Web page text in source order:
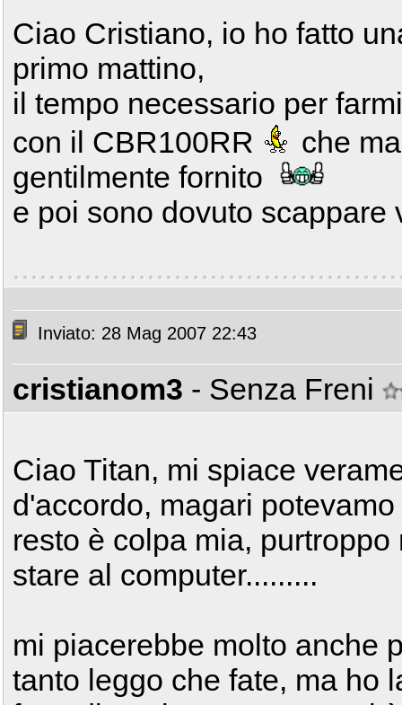
Ciao Cristiano, io ho fatto
primo mattino,
il tempo necessario per
con il CBR100RR
che
gentilmente fornito
e poi sono dovuto scappare
Inviato: 28 Mag 2007 22:43
cristianom3 - Senza Freni
Ciao Titan, mi spiace
d'accordo, magari
resto è colpa mia,
stare al computer.........
mi piacerebbe molto anche
tanto leggo che fate, ma ho